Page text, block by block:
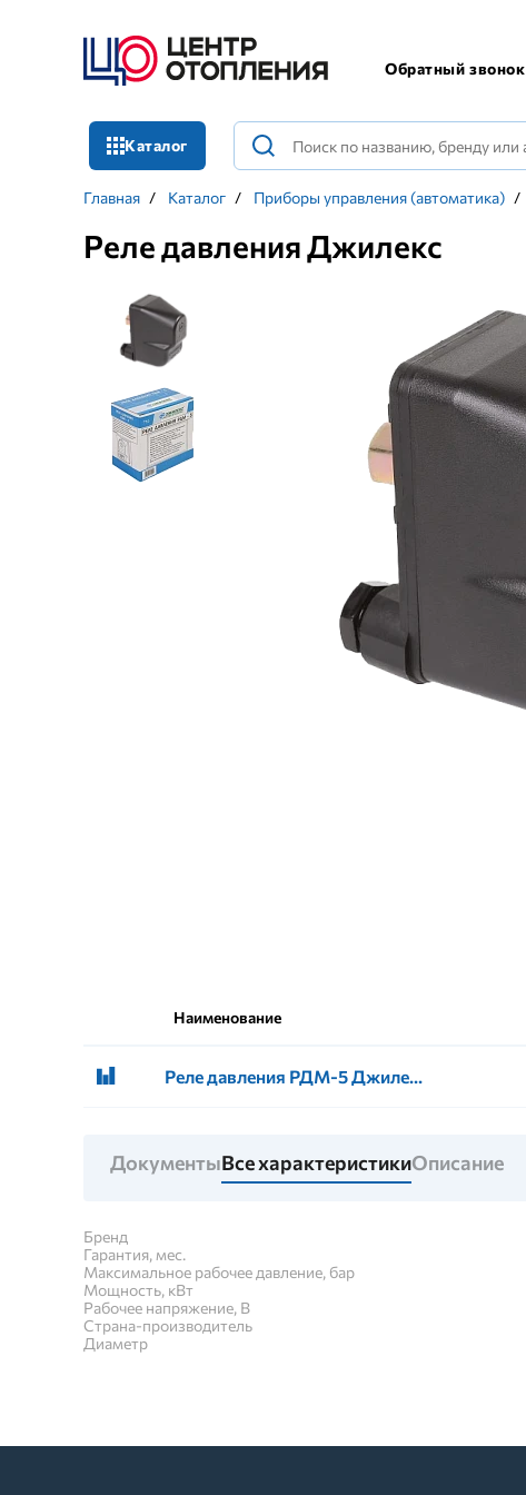
Обратный звонок
Каталог
Главная / Каталог / Приборы управления (автоматика) /
Реле давления Джилекс
Наименование
Реле давления РДМ-5 Джилекс
ДокументыВсе характеристикиОписание
Бренд
Гарантия, мес.
Максимальное рабочее давление, бар
Мощность, кВт
Рабочее напряжение, В
Страна-производитель
Диаметр